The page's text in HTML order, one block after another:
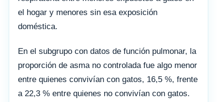
el hogar y menores sin esa exposición
doméstica.
En el subgrupo con datos de función pulmonar, la
proporción de asma no controlada fue algo menor
entre quienes convivían con gatos, 16,5 %, frente
a 22,3 % entre quienes no convivían con gatos.